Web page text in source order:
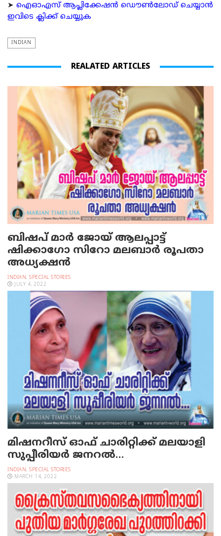
➤ ഐഓഎസ് ആപ്ലിക്കേഷന്‍ ഡൌണ്‍ലോഡ് ചെയ്യാന്‍
ഇവിടെ ക്ലിക്ക് ചെയ്യുക
INDIAN
REALATED ARTICLES
ബിഷപ് മാർ ജോയ് ആലപ്പാട്ട്
ഷിക്കാഗോ സിറോ മലബാർ രൂപതാ
അധ്യക്ഷൻ
INDIAN, SPECIAL STORIES
JULY 4, 2022
മിഷനറീസ് ഓഫ് ചാരിറ്റിക്ക് മലയാളി
സുപ്പീരിയർ ജനറൽ…
INDIAN, SPECIAL STORIES
MARCH 14, 2022